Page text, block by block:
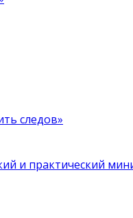
следов»
и практический